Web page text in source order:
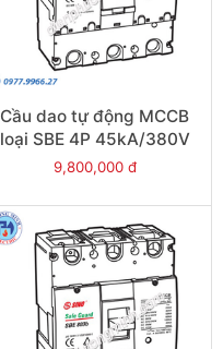
Cầu dao tự động MCCB
loại SBE 4P 45kA/380V
600A - Model
9,800,000 đ